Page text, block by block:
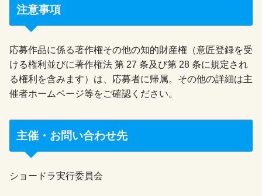
注意事項
応募作品に係る著作権その他の知的財産権（意匠登録を受
ける権利並びに著作権法 第 27 条及び第 28 条に規定され
る権利を含みます）は、応募者に帰属。その他の詳細は主
催者ホームページ等をご確認ください。
主催・お問い合わせ先
ショードラ実行委員会